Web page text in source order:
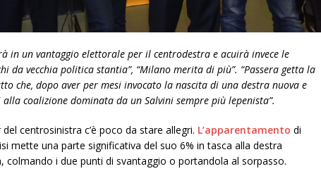
in un vantaggio elettorale per il centrodestra e acuirà invece le
da vecchia politica stantia”, “Milano merita di più”. “Passera getta la
che, dopo aver per mesi invocato la nascita di una destra nuova e
coalizione dominata da un Salvini sempre più lepenista”.
centrosinistra c’è poco da stare allegri. L’apparentamento di
mette una parte significativa del suo 6% in tasca alla destra
colmando i due punti di svantaggio o portandola al sorpasso.